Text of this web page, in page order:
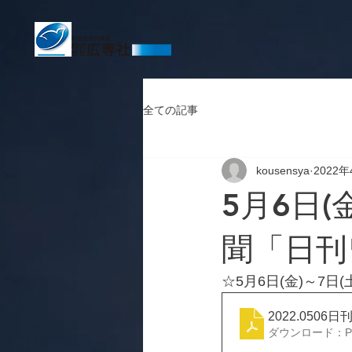
全ての記事
5月6日(
聞「日
kousensya 2022
☆5月6日(金)～7日(
2022.0506日
ダウンロード：